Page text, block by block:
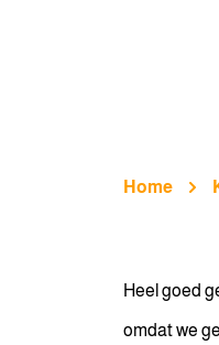
Home
Heel goed
omdat we